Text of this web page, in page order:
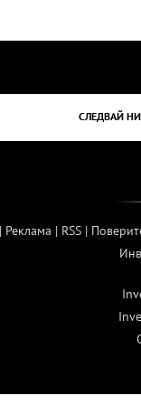
СЛЕДВАЙ
| Реклама | RSS|